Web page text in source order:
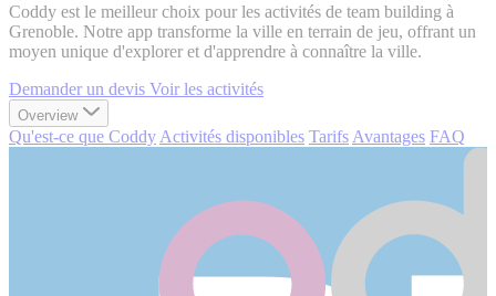
Coddy est le meilleur choix pour les activités de team building à
Grenoble. Notre app transforme la ville en terrain de jeu, offrant un
moyen unique d'explorer et d'apprendre à connaître la ville.
Demander un devis Voir les activités
Overview
Qu'est-ce que Coddy Activités disponibles Tarifs Avantages FAQ